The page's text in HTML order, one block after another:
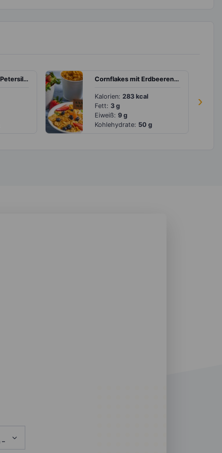
›
Folienkartoffel mit Petersilienquark Cornflakes mit Erdbeeren, Blaubeeren und Weintrauben
Kalorien: 283 kcal
Fett: 3 g
Eiweiß: 9 g
Kohlehydrate: 50 g